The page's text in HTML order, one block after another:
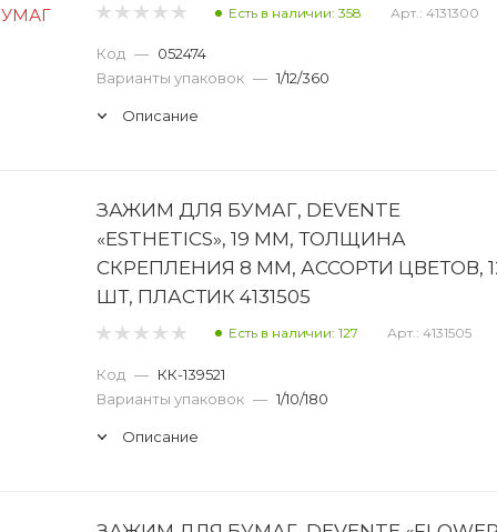
Есть в наличии: 358 Арт.: 4131300
Код — 052474
Варианты упаковок — 1/12/360
Описание
ЗАЖИМ ДЛЯ БУМАГ, DEVENTE
«ESTHETICS», 19 ММ, ТОЛЩИНА
СКРЕПЛЕНИЯ 8 ММ, АССОРТИ ЦВЕТОВ,
ШТ, ПЛАСТИК 4131505
Есть в наличии: 127 Арт.: 4131505
Код — КК-139521
Варианты упаковок — 1/10/180
Описание